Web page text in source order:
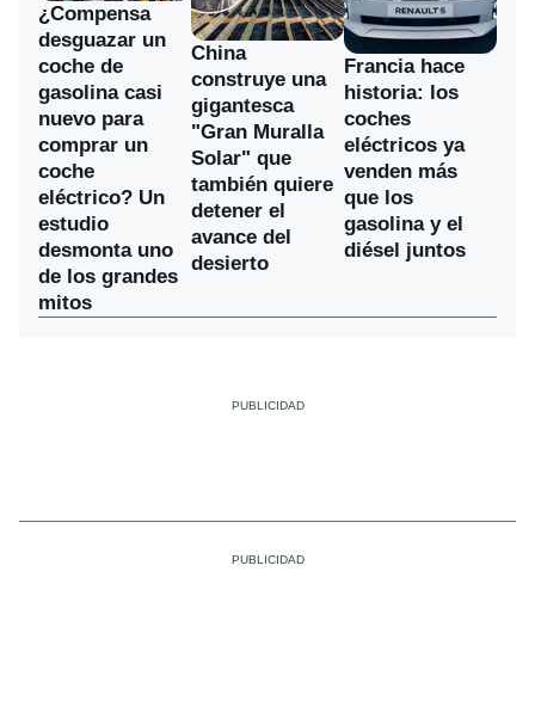
¿Compensa
desguazar un
coche de
gasolina casi
nuevo para
comprar un
coche
eléctrico? Un
estudio
desmonta uno
de los grandes
mitos
China
construye una
gigantesca
"Gran Muralla
Solar" que
también quiere
detener el
avance del
desierto
Francia hace
historia: los
coches
eléctricos ya
venden más
que los
gasolina y el
diésel juntos